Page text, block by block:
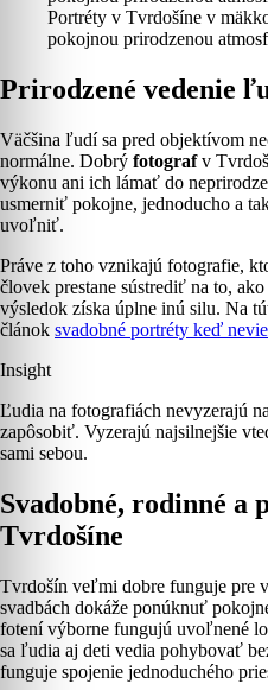
Portréty v Tvrdošíne v
pokojnou prirodzenou
Prirodzené vedenie
Väčšina ľudí sa pred objektívom
normálne. Dobrý fotografv
výkonu ani ich lámať do
usmerniť pokojne, jednoducho a
uvoľniť.
Práve z toho vznikajú fotografie,
človek prestane sústrediť na to,
výsledok získa úplne inú silu. Na
článok svadobné portréty keď
Insight
Ľudia na fotografiách nevyzerajú
zapôsobiť. Vyzerajú najsilnejšie
sami sebou.
Svadobné, rodinné a
Tvrdošíne
Tvrdošín veľmi dobre funguje pre
svadbách dokáže ponúknuť
fotení výborne fungujú uvoľnené
sa ľudia aj deti vedia pohybovať
funguje spojenie jednoduchého